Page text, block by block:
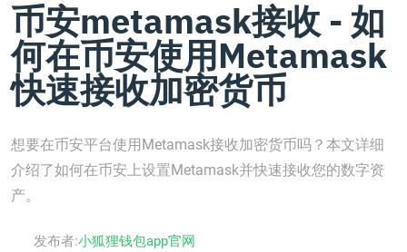
币安metamask接收 - 如
何在币安使用Metamask
快速接收加密货币
想要在币安平台使用Metamask接收加密货币吗？本文详细
介绍了如何在币安上设置Metamask并快速接收您的数字资
产。
发布者:小狐狸钱包app官网